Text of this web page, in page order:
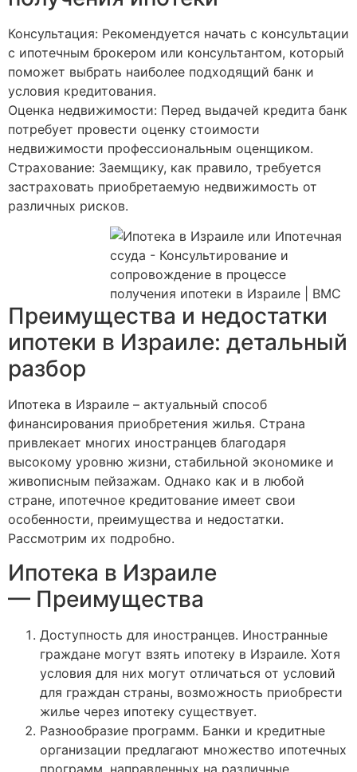
Консультация: Рекомендуется начать с консультации
с ипотечным брокером или консультантом, который
поможет выбрать наиболее подходящий банк и
условия кредитования.
Оценка недвижимости: Перед выдачей кредита банк
потребует провести оценку стоимости
недвижимости профессиональным оценщиком.
Страхование: Заемщику, как правило, требуется
застраховать приобретаемую недвижимость от
различных рисков.
Преимущества и недостатки
ипотеки в Израиле: детальный
разбор
Ипотека в Израиле – актуальный способ
финансирования приобретения жилья. Страна
привлекает многих иностранцев благодаря
высокому уровню жизни, стабильной экономике и
живописным пейзажам. Однако как и в любой
стране, ипотечное кредитование имеет свои
особенности, преимущества и недостатки.
Рассмотрим их подробно.
Ипотека в Израиле
— Преимущества
Доступность для иностранцев. Иностранные
граждане могут взять ипотеку в Израиле. Хотя
условия для них могут отличаться от условий
для граждан страны, возможность приобрести
жилье через ипотеку существует.
Разнообразие программ. Банки и кредитные
организации предлагают множество ипотечных
программ, направленных на различные